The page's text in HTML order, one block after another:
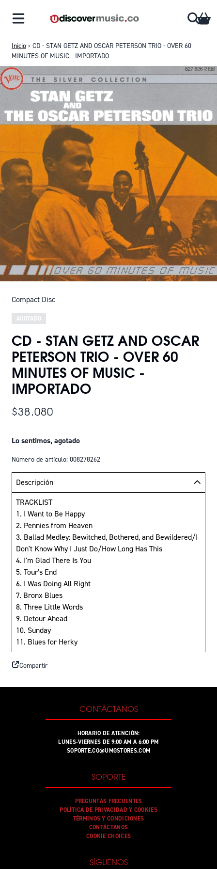
Inicio › CD - STAN GETZ AND OSCAR PETERSON TRIO - OVER 60
MINUTES OF MUSIC - IMPORTADO
Compact Disc
AGOTADO
CD - STAN GETZ AND OSCAR
PETERSON TRIO - OVER 60
MINUTES OF MUSIC -
IMPORTADO
$38.080
Lo sentimos, agotado
Número de artículo: 008278262
Descripción
TRACKLIST
1. I Want to Be Happy
2. Pennies from Heaven
3. Ballad Medley: Bewitched, Bothered, and Bewildered/I
Don't Know Why I Just Do/How Long Has This
4. I'm Glad There Is You
5. Tour's End
6. I Was Doing All Right
7. Bronx Blues
8. Three Little Words
9. Detour Ahead
10. Sunday
11. Blues for Herky
Compartir
CONTÁCTANOS
HORARIO DE ATENCIÓN:
LUNES-VIERNES DE 9:00 AM A 6:00 PM
SOPORTE.CO@UMGSTORES.COM
SOPORTE
PREGUNTAS FRECUENTES
POLÍTICA DE PRIVACIDAD Y COOKIES
TÉRMINOS Y CONDICIONES
CONTÁCTANOS
COOKIE CHOICES
SÍGUENOS